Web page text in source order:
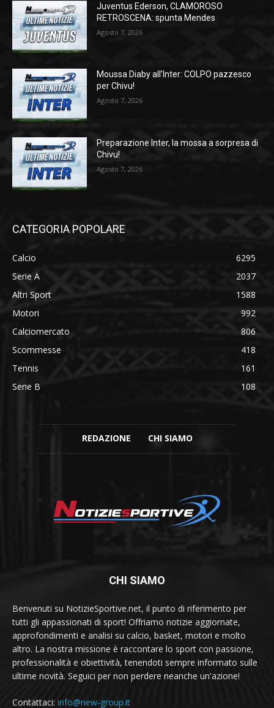
Juventus Ederson, CLAMOROSO
RETROSCENA: spunta Mendes
Agosto 7, 2026
Moussa Diaby all’Inter: COLPO pazzesco
per Chivu!
Agosto 7, 2026
Preparazione Inter, la mossa a sorpresa di
Chivu!
Agosto 7, 2026
CATEGORIA POPOLARE
Calcio
6295
Serie A
2037
Altri Sport
1588
Motori
992
Calciomercato
806
Scommesse
418
Tennis
161
Serie B
108
REDAZIONE CHI SIAMO
CHI SIAMO
Benvenuti su NotizieSportive.net, il punto di riferimento per
tutti gli appassionati di sport! Offriamo notizie aggiornate,
approfondimenti e analisi su calcio, basket, motori e molto
altro. La nostra missione è raccontare lo sport con passione,
professionalità e obiettività, tenendoti sempre informato sulle
ultime novità. Seguici per non perdere neanche un'azione!
Contattaci: info@new-group.it